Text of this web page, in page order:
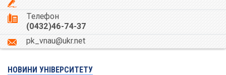
Телефон
(0432)46-74-37
pk_vnau@ukr.net
НОВИНИ УНІВЕРСИТЕТУ